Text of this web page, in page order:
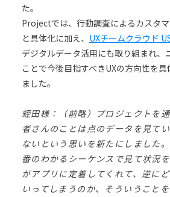
た。
Projectでは、行動調査によるカスタ
と具体化に加え、 UXチームクラウド
デジタルデータ活用にも取り組まれ、
ことで今後目指すべきUXの方向性を
ました。
蛭田様：（前略）プロジェクトを
者さんのことは点のデータを見て
ないという思いを新たにしました
番のわかるシーケンスで見て状況
がアプリに定着してくれて、逆に
いってしまうのか、そういうこと